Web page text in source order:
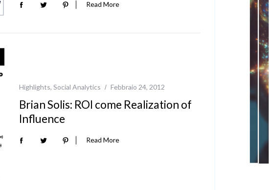
Read More
Highlights, Social Analytics Febbraio 24, 2012
Brian Solis: ROI come Realization of
Influence
Read More